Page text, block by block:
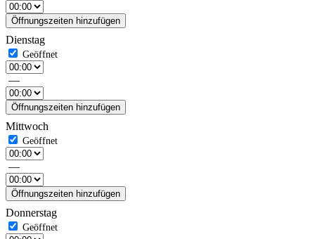
Öffnungszeiten hinzufügen
Dienstag
—
Öffnungszeiten hinzufügen
Mittwoch
—
Öffnungszeiten hinzufügen
Donnerstag